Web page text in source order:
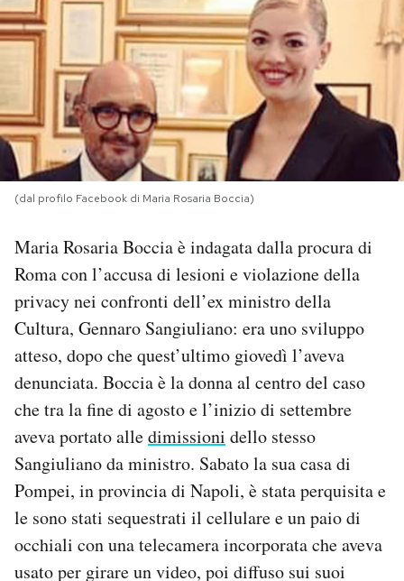
PODCAST
NEWSLETTER
I MIEI PREFERITI
SHOP
CALENDARIO
AREA PERSONALE
Area Personale
Newsletter
Notifiche mobile
Hai bisogno di aiuto?
Esci
(dal profilo Facebook di Maria Rosaria Boccia)
Maria Rosaria Boccia è indagata dalla procura di
Roma con l’accusa di lesioni e violazione della
privacy nei confronti dell’ex ministro della
Cultura, Gennaro Sangiuliano: era uno sviluppo
atteso, dopo che quest’ultimo giovedì l’aveva
denunciata. Boccia è la donna al centro del caso
che tra la fine di agosto e l’inizio di settembre
aveva portato alledimissioni dello stesso
Sangiuliano da ministro. Sabato la sua casa di
Pompei, in provincia di Napoli, è stata perquisita e
le sono stati sequestrati il cellulare e un paio di
occhiali con una telecamera incorporata che aveva
usato per girare un video, poi diffuso sui suoi